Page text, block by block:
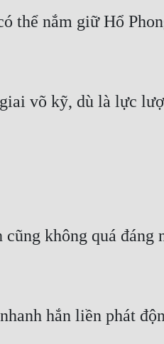
thể nắm giữ Hổ
võ kỹ, dù là lực
không quá
hắn liền phát